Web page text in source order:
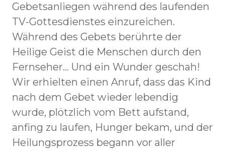
Gebetsanliegen während des laufenden
TV-Gottesdienstes einzureichen.
Während des Gebets berührte der
Heilige Geist die Menschen durch den
Fernseher... Und ein Wunder geschah!
Wir erhielten einen Anruf, dass das Kind
nach dem Gebet wieder lebendig
wurde, plötzlich vom Bett aufstand,
anfing zu laufen, Hunger bekam, und der
Heilungsprozess begann vor aller